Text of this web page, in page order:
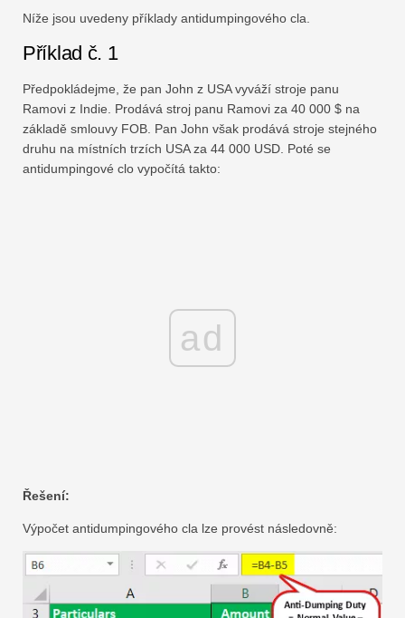
Níže jsou uvedeny příklady antidumpingového cla.
Příklad č. 1
Předpokládejme, že pan John z USA vyváží stroje panu
Ramovi z Indie. Prodává stroj panu Ramovi za 40 000 $ na
základě smlouvy FOB. Pan John však prodává stroje stejného
druhu na místních trzích USA za 44 000 USD. Poté se
antidumpingové clo vypočítá takto:
ad
Řešení:
Výpočet antidumpingového cla lze provést následovně: